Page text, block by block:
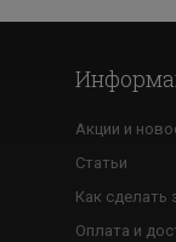
Акции и
Статьи
Как сделать
Оплата и